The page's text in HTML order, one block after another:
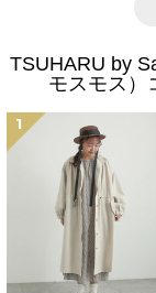
TSUHARU by
モスモス
1